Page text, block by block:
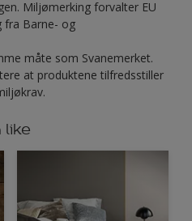
Miljømerking forvalter EU
fra Barne- og
måte som Svanemerket.
at produktene tilfredsstiller
like